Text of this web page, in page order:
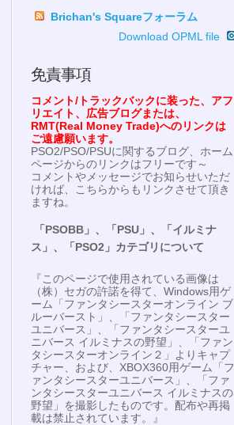
Brichan's Squareフォーラム
Download OPML file
免責事項
コメント/トラックバックに装った、アフ
リエイト、広告ブログまたは、
RMT(Real Money Trade)へのリンクは
ご遠慮願います。
PSO2/PSO/PSUに関するブログ、ホーム
ページからのリンクはフリーです～
コメントやメッセージでお知らせいただ
ければ、こちらからもリンクさせて頂き
ますね。
「PSOBB」、「PSU」、「イルミナ
ス」、「PSO2」カテゴリについて
『このページで使用されている画像は
（株）セガの許諾を得て、Windows用ゲ
ーム「ファンタシースターオンライン ブ
ルーバースト」、「ファンタシースター
ユニバース」、「ファンタシースターユ
ニバース イルミナスの野望」、「ファン
タシースターオンライン２」よりキャプ
チャー、および、XBOX360用ゲーム「フ
ァンタシースターユニバース」、「ファ
ンタシースターユニバース イルミナスの
野望」を撮影したものです。配布や再掲
載は禁止されています。』